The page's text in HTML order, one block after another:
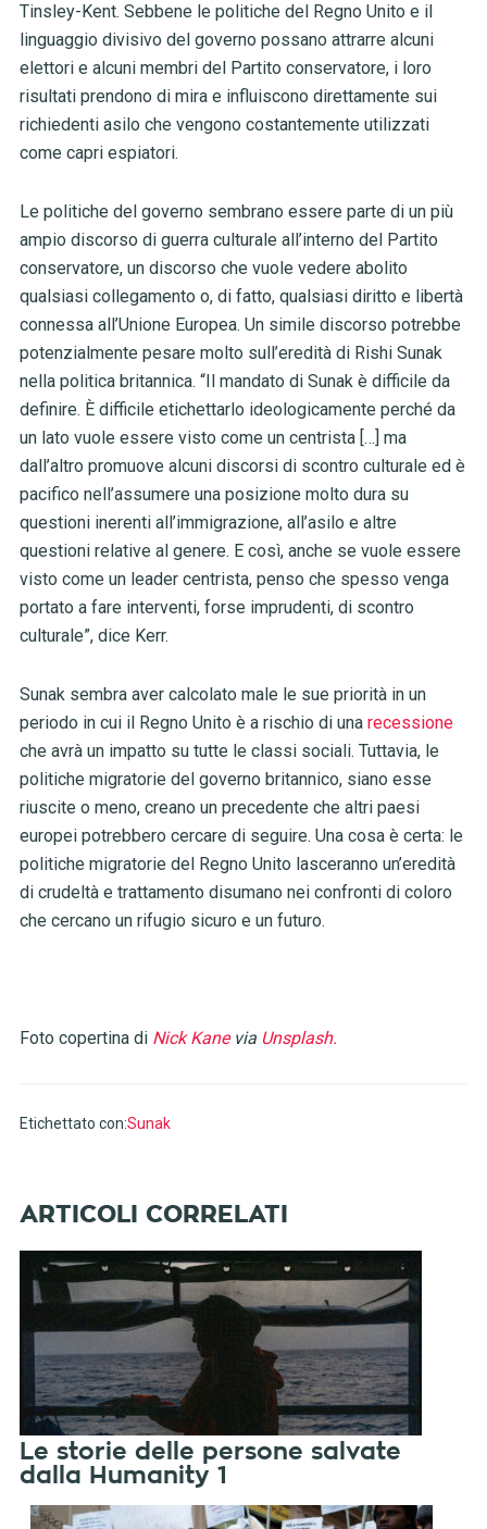
Tinsley-Kent. Sebbene le politiche del Regno Unito e il
linguaggio divisivo del governo possano attrarre alcuni
elettori e alcuni membri del Partito conservatore, i loro
risultati prendono di mira e influiscono direttamente sui
richiedenti asilo che vengono costantemente utilizzati
come capri espiatori.
Le politiche del governo sembrano essere parte di un più
ampio discorso di guerra culturale all’interno del Partito
conservatore, un discorso che vuole vedere abolito
qualsiasi collegamento o, di fatto, qualsiasi diritto e libertà
connessa all’Unione Europea. Un simile discorso potrebbe
potenzialmente pesare molto sull’eredità di Rishi Sunak
nella politica britannica. “Il mandato di Sunak è difficile da
definire. È difficile etichettarlo ideologicamente perché da
un lato vuole essere visto come un centrista […] ma
dall’altro promuove alcuni discorsi di scontro culturale ed è
pacifico nell’assumere una posizione molto dura su
questioni inerenti all’immigrazione, all’asilo e altre
questioni relative al genere. E così, anche se vuole essere
visto come un leader centrista, penso che spesso venga
portato a fare interventi, forse imprudenti, di scontro
culturale”, dice Kerr.
Sunak sembra aver calcolato male le sue priorità in un
periodo in cui il Regno Unito è a rischio di una recessione
che avrà un impatto su tutte le classi sociali. Tuttavia, le
politiche migratorie del governo britannico, siano esse
riuscite o meno, creano un precedente che altri paesi
europei potrebbero cercare di seguire. Una cosa è certa: le
politiche migratorie del Regno Unito lasceranno un’eredità
di crudeltà e trattamento disumano nei confronti di coloro
che cercano un rifugio sicuro e un futuro.
Foto copertina di Nick Kanevia Unsplash.
Etichettato con:Sunak
Le storie delle persone salvate
dalla Humanity 1